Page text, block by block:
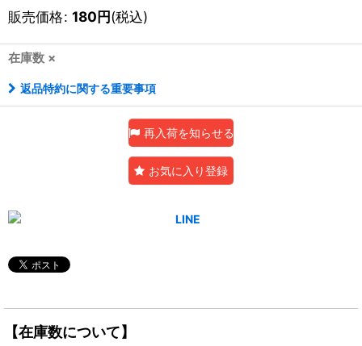
販売価格: 180円(税込)
在庫数 ×
返品特約に関する重要事項
再入荷を知らせる
お気に入り登録
【在庫数について】